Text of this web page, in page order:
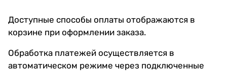
Доступные способы оплаты отображаются в
корзине при оформлении заказа.
Обработка платежей осуществляется в
автоматическом режиме через подключенные